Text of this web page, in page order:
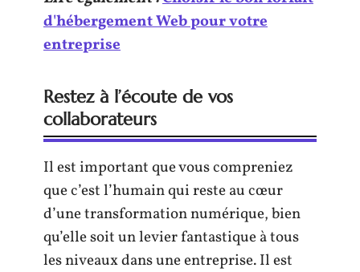
d'hébergement Web pour votre
entreprise
Restez à l’écoute de vos
collaborateurs
Il est important que vous compreniez
que c’est l’humain qui reste au cœur
d’une transformation numérique, bien
qu’elle soit un levier fantastique à tous
les niveaux dans une entreprise. Il est